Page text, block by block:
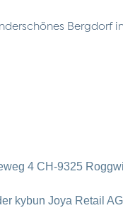
Bergdorf
4 CH-9325
kybun Joya Retail